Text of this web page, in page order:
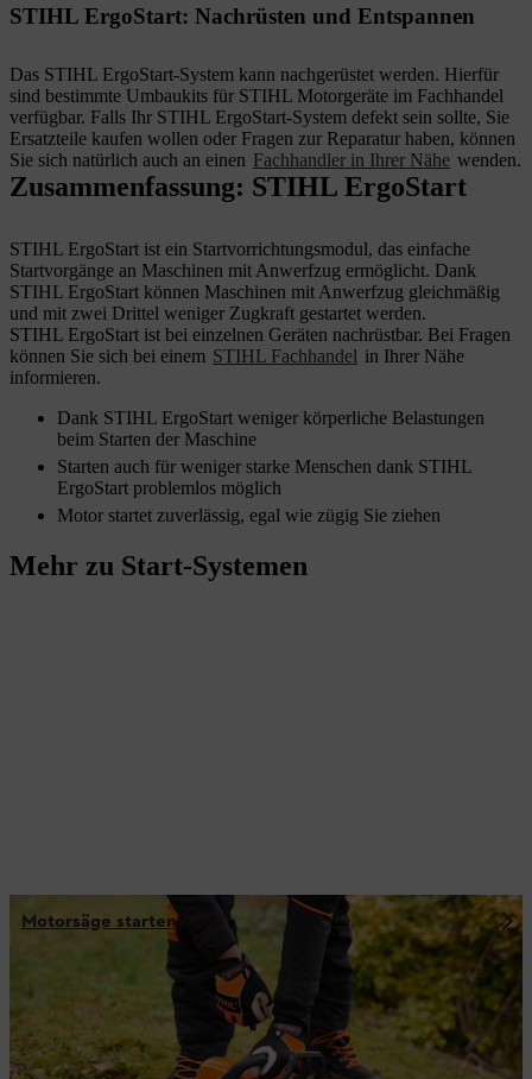
STIHL ErgoStart: Nachrüsten und Entspannen
Das STIHL ErgoStart-System kann nachgerüstet werden. Hierfür
sind bestimmte Umbaukits für STIHL Motorgeräte im Fachhandel
verfügbar. Falls Ihr STIHL ErgoStart-System defekt sein sollte, Sie
Ersatzteile kaufen wollen oder Fragen zur Reparatur haben, können
Sie sich natürlich auch an einen Fachhandler in Ihrer Nähe wenden.
Zusammenfassung: STIHL ErgoStart
STIHL ErgoStart ist ein Startvorrichtungsmodul, das einfache
Startvorgänge an Maschinen mit Anwerfzug ermöglicht. Dank
STIHL ErgoStart können Maschinen mit Anwerfzug gleichmäßig
und mit zwei Drittel weniger Zugkraft gestartet werden.
STIHL ErgoStart ist bei einzelnen Geräten nachrüstbar. Bei Fragen
können Sie sich bei einem STIHL Fachhandel in Ihrer Nähe
informieren.
Dank STIHL ErgoStart weniger körperliche Belastungen
beim Starten der Maschine
Starten auch für weniger starke Menschen dank STIHL
ErgoStart problemlos möglich
Motor startet zuverlässig, egal wie zügig Sie ziehen
Mehr zu Start-Systemen
Motorsäge starten